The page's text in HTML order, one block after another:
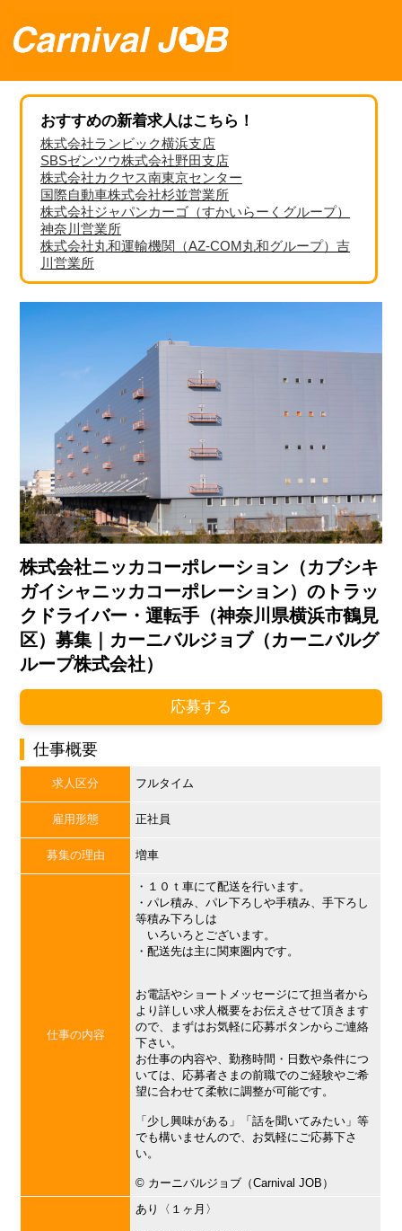
おすすめの新着求人はこちら！
株式会社ランビック横浜支店
SBSゼンツウ株式会社野田支店
株式会社カクヤス南東京センター
国際自動車株式会社杉並営業所
株式会社ジャパンカーゴ（すかいらーくグループ）
神奈川営業所
株式会社丸和運輸機関（AZ-COM丸和グループ）吉
川営業所
株式会社ニッカコーポレーション（カブシキ
ガイシャニッカコーポレーション）のトラッ
クドライバー・運転手（神奈川県横浜市鶴見
区）募集｜カーニバルジョブ（カーニバルグ
ループ株式会社）
応募する
仕事概要
求人区分 フルタイム
雇用形態 正社員
募集の理由 増車
仕事の内容
・１０ｔ車にて配送を行います。
・パレ積み、パレ下ろしや手積み、手下ろし
等積み下ろしは
いろいろとございます。
・配送先は主に関東圏内です。
お電話やショートメッセージにて担当者から
より詳しい求人概要をお伝えさせて頂きます
ので、まずはお気軽に応募ボタンからご連絡
下さい。
お仕事の内容や、勤務時間・日数や条件につ
いては、応募者さまの前職でのご経験やご希
望に合わせて柔軟に調整が可能です。
「少し興味がある」「話を聞いてみたい」等
でも構いませんので、お気軽にご応募下さ
い。
©︎ カーニバルジョブ（Carnival JOB）
あり〈１ヶ月〉